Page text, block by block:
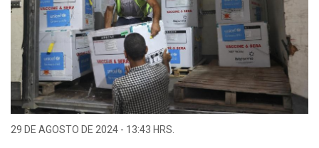
29 DE AGOSTO DE 2024 - 13:43 HRS.